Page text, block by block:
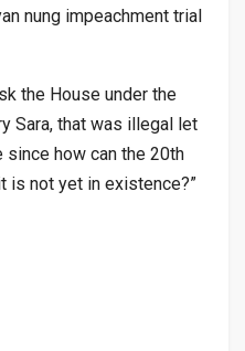
nung impeachment trial
the House under the
Sara, that was illegal let
how can the 20th
is not yet in existence?”